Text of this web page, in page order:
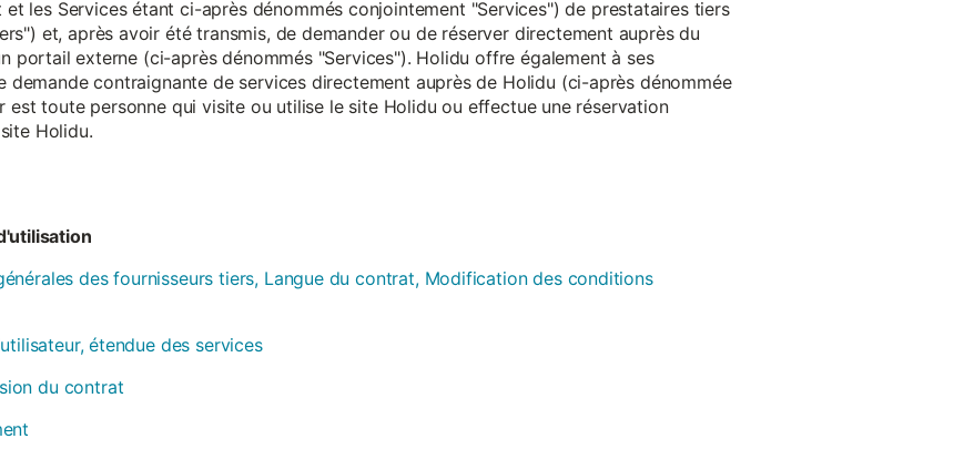
les Services étant ci-après dénommés conjointement "Services") de prestataires tiers
et, après avoir été transmis, de demander ou de réserver directement auprès du
portail externe (ci-après dénommés "Services"). Holidu offre également à ses
demande contraignante de services directement auprès de Holidu (ci-après dénommée
est toute personne qui visite ou utilise le site Holidu ou effectue une réservation
Holidu.
des fournisseurs tiers, Langue du contrat, Modification des conditions
étendue des services
du contrat